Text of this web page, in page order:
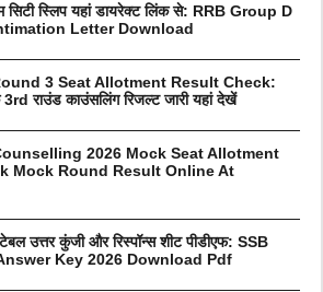
सिटी स्लिप यहां डायरेक्ट लिंक से: RRB Group D
Letter Download
3 Seat Allotment Result Check:
राउंड काउंसलिंग रिजल्ट जारी यहां देखें
2026 Mock Seat Allotment
Mock Round Result Online At
उत्तर कुंजी और रिस्पॉन्स शीट पीडीएफ: SSB
Key 2026 Download Pdf